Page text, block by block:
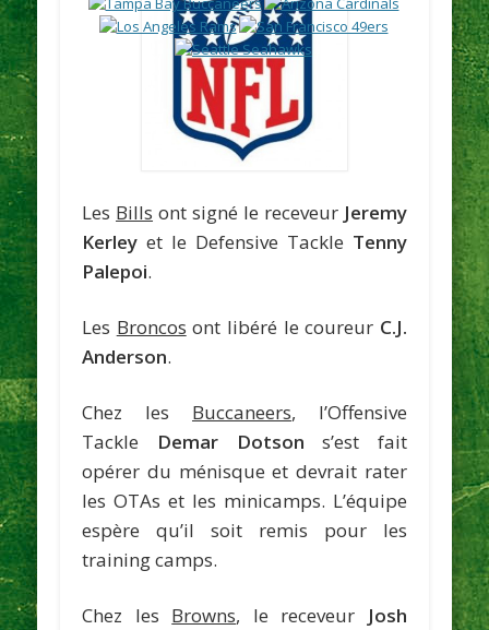
Les Bills ont signé le receveur Jeremy
Kerley et le Defensive Tackle Tenny
Palepoi.
Les Broncos ont libéré le coureur C.J.
Anderson.
Chez les Buccaneers, l’Offensive
Tackle Demar Dotson s’est fait
opérer du ménisque et devrait rater
les OTAs et les minicamps. L’équipe
espère qu’il soit remis pour les
training camps.
Chez les Browns, le receveur Josh